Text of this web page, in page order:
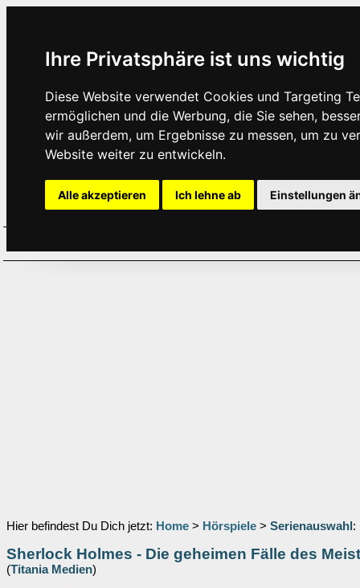
Ihre Privatsphäre ist uns wichtig
Diese Website verwendet Cookies und Targeting
ermöglichen und die Werbung, die Sie sehen,
wir außerdem, um Ergebnisse zu messen, um zu
Website weiter zu entwickeln.
Alle akzeptieren Ich lehne ab Einstellungen
Hier befindest Du Dich jetzt: Home > Hörspiele > Serienauswahl :
Sherlock Holmes - Die geheimen Fälle des
(Titania Medien)